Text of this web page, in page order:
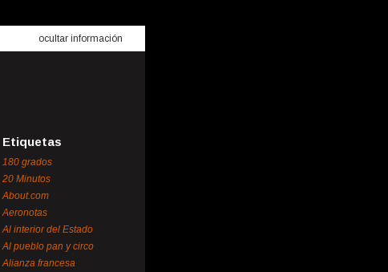
ocultar información
Etiquetas
180 grados
20 Minutos
About.com
Aeronotas
Al interior del Estado
Al pueblo pan y circo
Alianza francesa